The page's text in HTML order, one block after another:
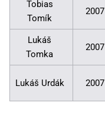
Tobias
Tomík
2007
Lukáš
Tomka
2007
Lukáš Urdák 2007